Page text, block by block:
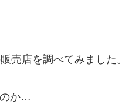
売店を調べてみました。
のか…